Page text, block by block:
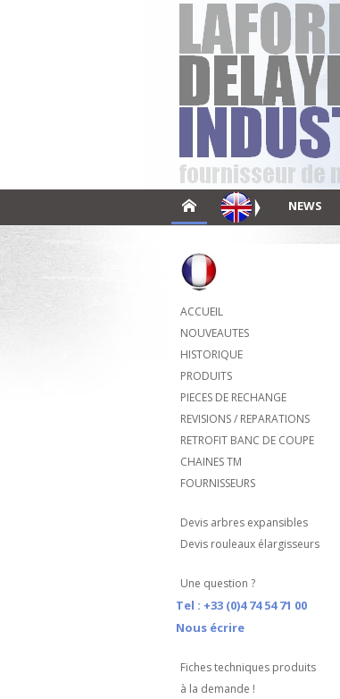
NEWS
ACCUEIL
NOUVEAUTES
HISTORIQUE
PRODUITS
PIECES DE RECHANGE
REVISIONS / REPARATIONS
RETROFIT BANC DE COUPE
CHAINES TM
FOURNISSEURS
Devis arbres expansibles
Devis rouleaux élargisseurs
Une question ?
Tel : +33 (0)4 74 54 71 00
Nous écrire
Fiches techniques produits
à la demande !